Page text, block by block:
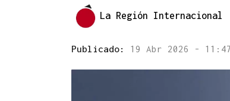
La Región Internacional
Publicado: 19 Abr 2026 - 11:47